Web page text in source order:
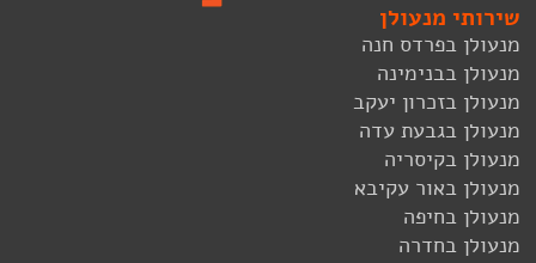
שירותי מנעולן
מנעולן בפרדס חנה
מנעולן בבנימינה
מנעולן בזכרון יעקב
מנעולן בגבעת עדה
מנעולן בקיסריה
מנעולן באור עקיבא
מנעולן בחיפה
מנעולן בחדרה